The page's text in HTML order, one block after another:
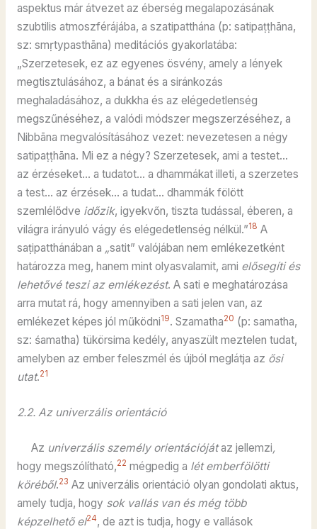
aspektus már átvezet az éberség megalapozásának
szubtilis atmoszférájába, a szatipatthána (p: satipaṭṭhāna,
sz: smṛtypasthāna) meditációs gyakorlatába:
„Szerzetesek, ez az egyenes ösvény, amely a lények
megtisztulásához, a bánat és a siránkozás
meghaladásához, a dukkha és az elégedetlenség
megszűnéséhez, a valódi módszer megszerzéséhez, a
Nibbāna megvalósításához vezet: nevezetesen a négy
satipaṭṭhāna. Mi ez a négy? Szerzetesek, ami a testet…
az érzéseket… a tudatot… a dhammákat illeti, a szerzetes
a test… az érzések… a tudat… dhammák fölött
szemlélődve időzik, igyekvőn, tiszta tudással, éberen, a
világra irányuló vágy és elégedetlenség nélkül.”18 A
saṭipatthánában a „satit” valójában nem emlékezetként
határozza meg, hanem mint olyasvalamit, ami elősegíti és
lehetővé teszi az emlékezést. A sati e meghatározása
arra mutat rá, hogy amennyiben a sati jelen van, az
emlékezet képes jól működni19. Szamatha20 (p: samatha,
sz: śamatha) tükörsima kedély, anyaszült meztelen tudat,
amelyben az ember feleszmél és újból meglátja az ősi
utat.21
2.2. Az univerzális orientáció
Az univerzális személy orientációjátaz jellemzi,
hogy megszólítható,22 mégpedig a lét emberfölötti
köréből.23 Az univerzális orientáció olyan gondolati aktus,
amely tudja, hogy sok vallás van és még több
képzelhető el24, de azt is tudja, hogy e vallások